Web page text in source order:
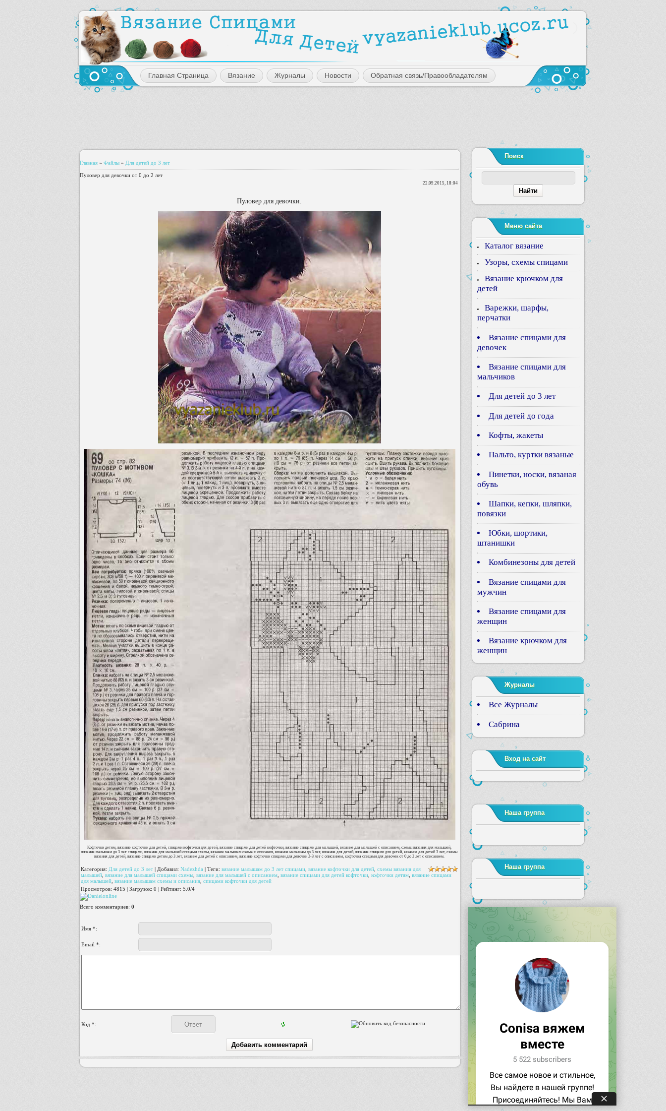
Главная Страница Вязание Журналы Новости Обратная связь/Правообладателям
Главная » Файлы » Для детей до 3 лет
Пуловер для девочки от 0 до 2 лет
22.09.2015, 18:04
Пуловер для девочки.
Кофточки детям, вязание кофточки для детей, спицами кофточки для детей, вязание спицами для детей кофточки, вязание спицами для малышей, вязание для малышей с описанием, схемы вязания для малышей,
вязание малышам до 3 лет спицами, вязание для малышей спицами схемы, вязание малышам схемы и описания, вязание малышам до 3 лет, вязание для детей, вязание спицами для детей, вязание для детей 3 лет, схемы
вязания для детей, вязание спицами детям до 3 лет, вязание для детей с описанием, вязание кофточки спицами для девочки 2-3 лет с описанием, кофточка спицами для девочек от 0 до 2 лет с описанием.
Категория: Для детей до 3 лет | Добавил: Nadezhda | Теги: вязание малышам до 3 лет спицами вязание кофточки для детей схемы вязания для
малышей вязание для малышей спицами схемы вязание для малышей с описанием вязание спицами для детей кофточки кофточки детям вязание спицами
для малышей вязание малышам схемы и описания спицами кофточки для детей
Просмотров: 4815 | Загрузок: 0 | Рейтинг: 5.0/4
Всего комментариев: 0
Имя *:
Email *:
Код *:
Поиск
Меню сайта
Каталог вязание
Узоры, схемы спицами
Вязание крючком для
детей
Варежки, шарфы,
перчатки
Вязание спицами для
девочек
Вязание спицами для
мальчиков
Для детей до 3 лет
Для детей до года
Кофты, жакеты
Пальто, куртки вязаные
Пинетки, носки, вязаная
обувь
Шапки, кепки, шляпки,
повязки
Юбки, шортики,
штанишки
Комбинезоны для детей
Вязание спицами для
мужчин
Вязание спицами для
женщин
Вязание крючком для
женщин
Журналы
Все Журналы
Сабрина
Вход на сайт
Наша группа
Наша группа